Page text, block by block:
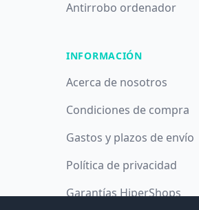
Antirrobo ordenador
INFORMACIÓN
Acerca de nosotros
Condiciones de compra
Gastos y plazos de envío
Política de privacidad
Garantías HiperShops